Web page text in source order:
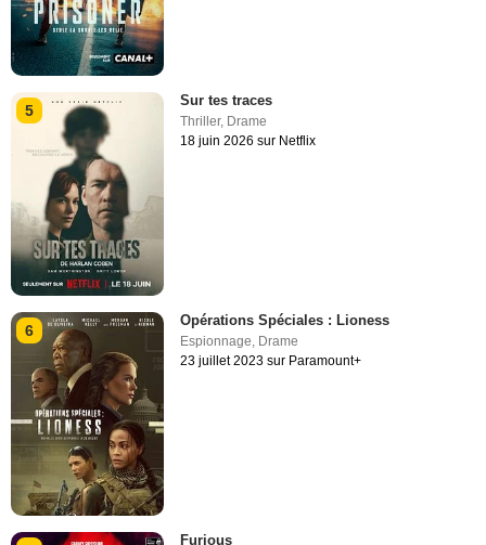
5
Sur tes traces
Thriller, Drame
18 juin 2026 sur Netflix
6
Opérations Spéciales : Lioness
Espionnage, Drame
23 juillet 2023 sur Paramount+
Furious